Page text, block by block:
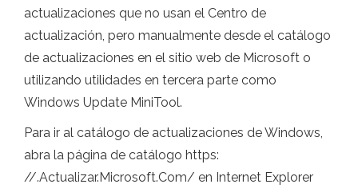
actualizaciones que no usan el Centro de
actualización, pero manualmente desde el catálogo
de actualizaciones en el sitio web de Microsoft o
utilizando utilidades en tercera parte como
Windows Update MiniTool.
Para ir al catálogo de actualizaciones de Windows,
abra la página de catálogo https:
//.Actualizar.Microsoft.Com/ en Internet Explorer